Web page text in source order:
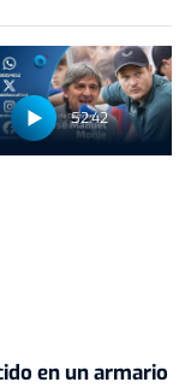
52:42
en un armario